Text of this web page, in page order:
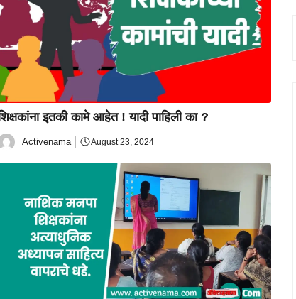
इतकी कामे आहेत ! यादी पाहिली का ?
Activenama August 23, 2024